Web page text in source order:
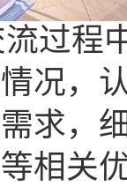
过程
况，
求，
相关